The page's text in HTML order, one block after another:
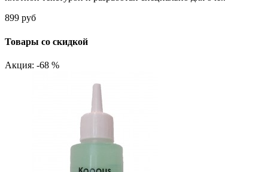
899 руб
Товары со скидкой
Акция: -68 %